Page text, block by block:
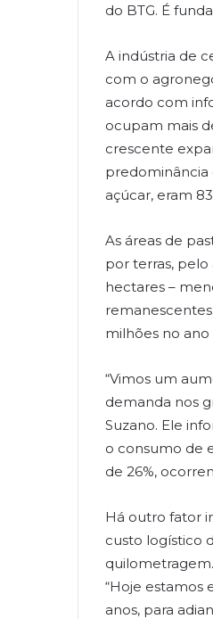
do BTG. É
A indústria de
com o
acordo com
ocupam mais
crescente
predominância
açúcar, eram
As áreas de
por terras, pelo
hectares –
milhões no ano
“Vimos um
demanda nos
Suzano. Ele
o consumo de
de 26%,
Há outro fator
custo logístico
“Hoje estamos
anos, para